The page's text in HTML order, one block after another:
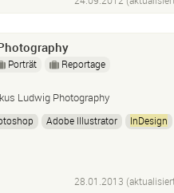
Porträt Reportage
Ludwig Photography
Adobe Illustrator
InDesign
28.01.2013